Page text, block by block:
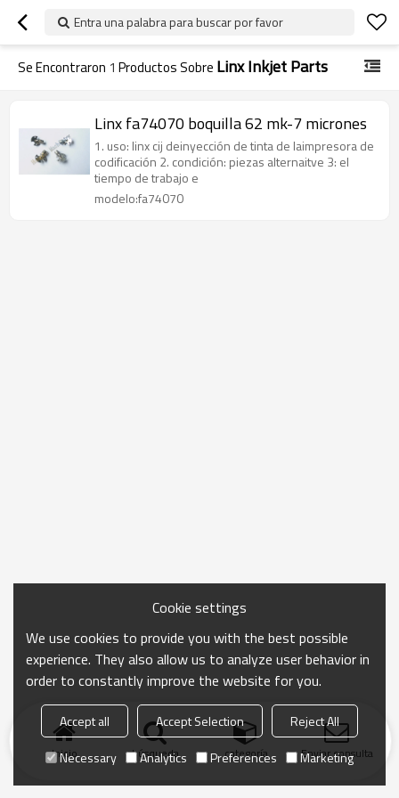
Entra una palabra para buscar por favor
Se Encontraron 1 Productos Sobre Linx Inkjet Parts
Linx fa74070 boquilla 62 mk-7 micrones
1. uso: linx cij deinyección de tinta de laimpresora de
codificación 2. condición: piezas alternaitve 3: el
tiempo de trabajo e
modelo:fa74070
Inicio búsqueda categoría Enviar consulta
Cookie settings
We use cookies to provide you with the best possible
experience. They also allow us to analyze user behavior in
order to constantly improve the website for you.
Accept all Accept Selection
Reject All
Necessary
Analytics Preferences Marketing